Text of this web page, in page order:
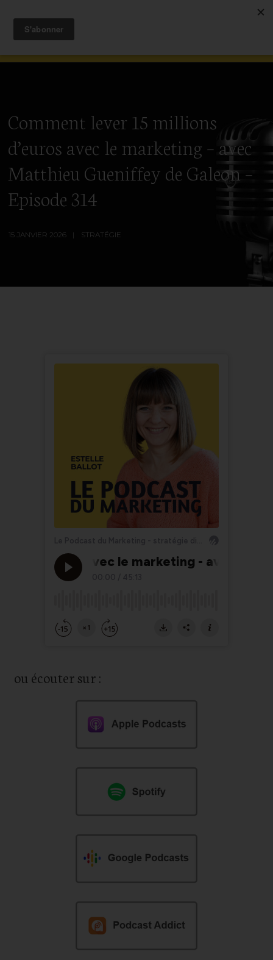
Comment lever 15 millions
d’euros avec le marketing – avec
Matthieu Gueniffey de Galeon –
Episode 314
15 JANVIER 2026 STRATÉGIE
ou écouter sur :